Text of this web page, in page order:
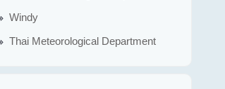
Windy
Thai Meteorological Department